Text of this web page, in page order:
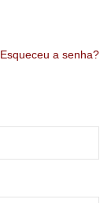
Esqueceu a senha?